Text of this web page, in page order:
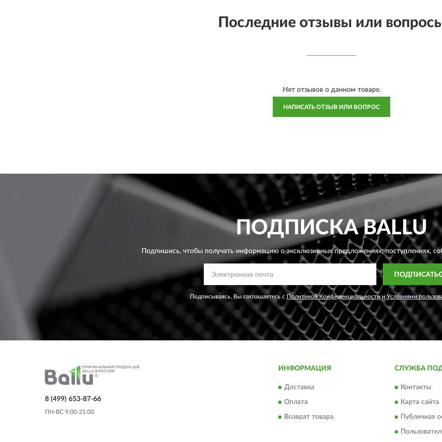
Последние отзывы или
Нет отзывов о данном товаре.
НАПИСАТЬ ОТЗЫВ ИЛИ ВОПРОС
ПОДПИСКАBALLU
Подпишись, чтобы получать информацию о эксклюзивных предложениях,поступлениях,
Подписываясь, Вы соглашаетесь с Политикой Конфиденциальности иУсловиями
8 (499) 653-87-66
ПН-ВС 9:00-21:00
ИНФОРМАЦИЯ
Доставка
Оплата
Возврат товара
СЛУЖБА
Контакты
Карта сайта
Публичная